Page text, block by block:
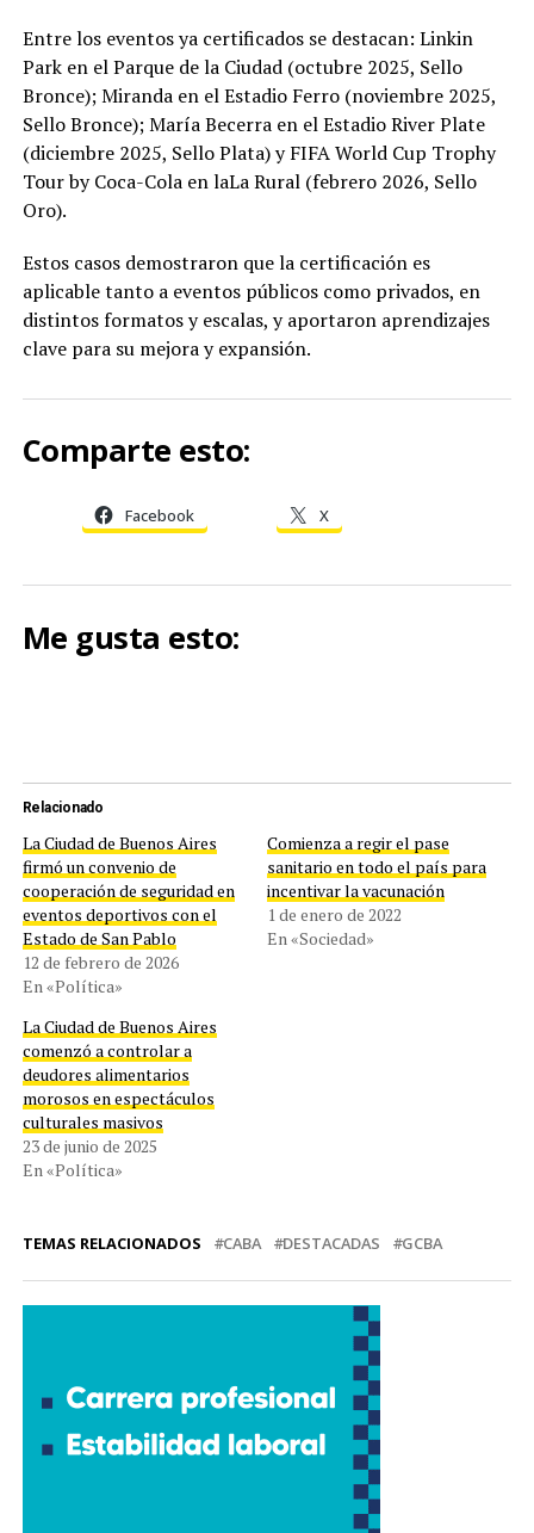
Entre los eventos ya certificados se destacan: Linkin
Park en el Parque de la Ciudad (octubre 2025, Sello
Bronce); Miranda en el Estadio Ferro (noviembre 2025,
Sello Bronce); María Becerra en el Estadio River Plate
(diciembre 2025, Sello Plata) y FIFA World Cup Trophy
Tour by Coca-Cola en laLa Rural (febrero 2026, Sello
Oro).
Estos casos demostraron que la certificación es
aplicable tanto a eventos públicos como privados, en
distintos formatos y escalas, y aportaron aprendizajes
clave para su mejora y expansión.
Comparte esto:
Facebook X
Me gusta esto:
Relacionado
La Ciudad de Buenos Aires
firmó un convenio de
cooperación de seguridad en
eventos deportivos con el
Estado de San Pablo
12 de febrero de 2026
En «Política»
Comienza a regir el pase
sanitario en todo el país para
incentivar la vacunación
1 de enero de 2022
En «Sociedad»
La Ciudad de Buenos Aires
comenzó a controlar a
deudores alimentarios
morosos en espectáculos
culturales masivos
23 de junio de 2025
En «Política»
TEMAS RELACIONADOS CABA DESTACADAS GCBA